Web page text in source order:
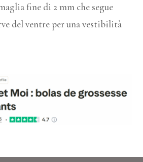
fine di 2 mm che segue
del ventre per una vestibilità